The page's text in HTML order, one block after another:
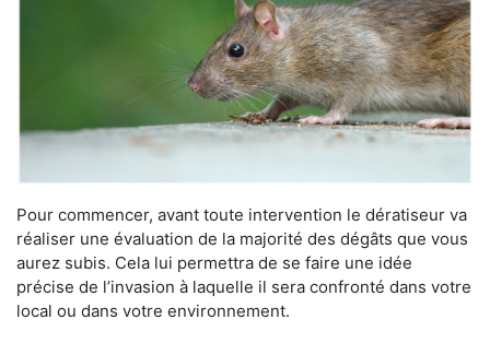
Pour commencer, avant toute intervention le dératiseur va
réaliser une évaluation de la majorité des dégâts que vous
aurez subis. Cela lui permettra de se faire une idée
précise de l’invasion à laquelle il sera confronté dans votre
local ou dans votre environnement.